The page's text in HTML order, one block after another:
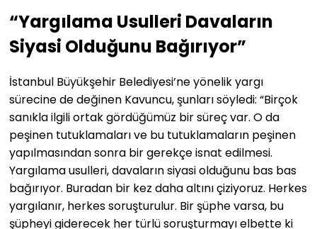
“Yargılama Usulleri Davaların
Siyasi Olduğunu Bağırıyor”
İstanbul Büyükşehir Belediyesi’ne yönelik yargı
sürecine de değinen Kavuncu, şunları söyledi: “Birçok
sanıkla ilgili ortak gördüğümüz bir süreç var. O da
peşinen tutuklamaları ve bu tutuklamaların peşinen
yapılmasından sonra bir gerekçe isnat edilmesi.
Yargılama usulleri, davaların siyasi olduğunu bas bas
bağırıyor. Buradan bir kez daha altını çiziyoruz. Herkes
yargılanır, herkes soruşturulur. Bir şüphe varsa, bu
şüpheyi giderecek her türlü soruşturmayı elbette ki